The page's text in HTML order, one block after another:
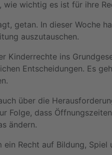
wie wichtig es ist für ihre
getan. In dieser Woche
auszutauschen.
ins
Entscheidungen. Es
über die
dass
ändern.
Recht auf Bildung,